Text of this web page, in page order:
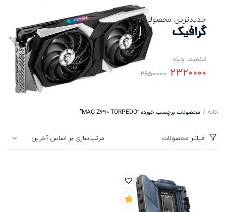
جدیدترین محصولات
گرافیک
تخفیف ویژه
2650000 2320000
خانه محصولات برچسب خورده “MAG Z690 TORPEDO”
فیلتر محصولات